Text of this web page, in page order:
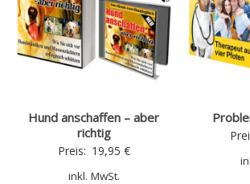
Hund anschaffen – aber
richtig
Preis: 19,95 €
inkl. MwSt.